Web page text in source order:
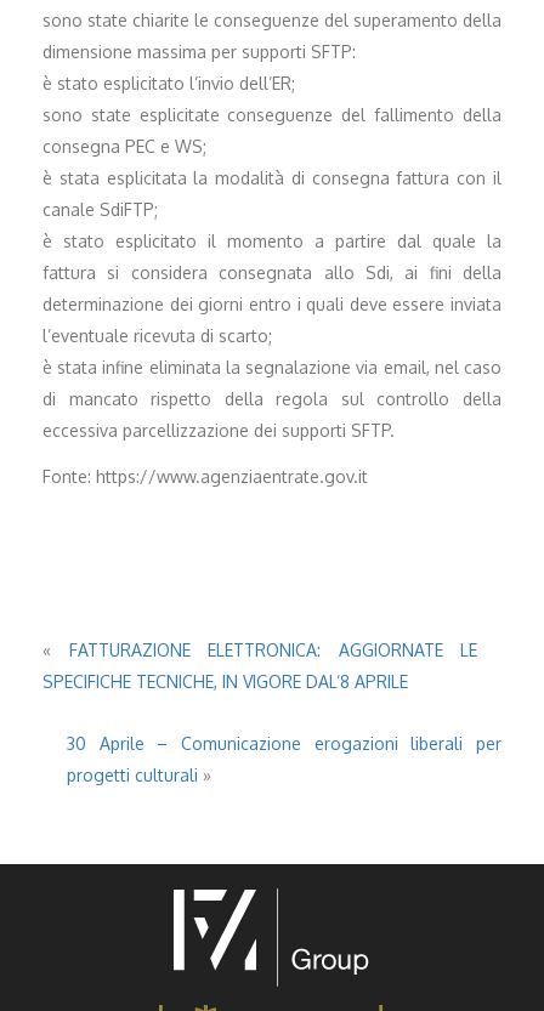
sono state chiarite le conseguenze del superamento della
dimensione massima per supporti SFTP:
è stato esplicitato l’invio dell’ER;
sono state esplicitate conseguenze del fallimento della
consegna PEC e WS;
è stata esplicitata la modalità di consegna fattura con il
canale SdiFTP;
è stato esplicitato il momento a partire dal quale la
fattura si considera consegnata allo Sdi, ai fini della
determinazione dei giorni entro i quali deve essere inviata
l’eventuale ricevuta di scarto;
è stata infine eliminata la segnalazione via email, nel caso
di mancato rispetto della regola sul controllo della
eccessiva parcellizzazione dei supporti SFTP.
Fonte: https://www.agenziaentrate.gov.it
« FATTURAZIONE ELETTRONICA: AGGIORNATE LE
SPECIFICHE TECNICHE, IN VIGORE DAL’8 APRILE
30 Aprile – Comunicazione erogazioni liberali per
progetti culturali »